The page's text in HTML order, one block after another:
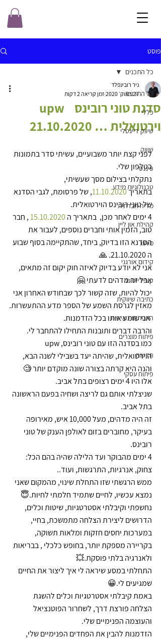
פוסט
כל התכנים
כללי
שיווק דייגטלי
שיווק
פיננסי
טכנולוגיות מידע
מדיה חברתית
קהילת און ליין
מיתוג
קידום אורגני
קופירייטינג
כתיבה שיווקית
התפתחות אישית
פיתוח מוצרים
חדשות
פיתוח עסקי
כל התכנים
סדנת טוני רובינס ‏ ‏upw ‎ ‎
ניר רובינפלד
27 באוק׳ 2020
זמן קריאה 2 דקות
לפני קצת יותר משבועיים, עשיתי סדר בתמונות
בטלפון שלי.
נתקלתי בצילום מסך שעשיתי,
בתאריך 11.10.2020, של פרסומת, לגבי הסדנא
של טוני רובינס הוירטואלית.
4 ימים לאחר מכן,  בתאריך ה
15.10.2020 , חבר
טוב, הזמין אותי וחברים נוספים, לעבור את
הסדנא הזו בדיוק, ביחד, שהתקיימה בסוף שבוע
ה 21.10.2020. 🙏
אני לא יודע בדיוק לאיזה חוק יקום זה מתאים,
אבל זה מדהים לדעתי 🤗
יכול להיות, שזה קשור לכך שבחודש האחרון אני
מאזין לגרסת השמע של הספר מדע ההתעשרות.
אני שומע אותו בכל הזדמנות.
והרבה דברים ותובנות התחילו להתחבר לי.
הוירטואלית, שהיתה יעד בשבילי לשנה הבא,
והנה היא קרתה בצורה שונה מוקדם יותר 🧐
אלו היו 4 ימים רצופים בתל אביב.
שניצלתי אותם גם לריצה ושחיה בפעם הראשונה
בתל אביב.
זה היה מדהים, מעל 10,000 איש, מאירופה
בעיקר, מחוברים בזום לאולפן הענק של טוני
רובינס.
4 ימים מהבוקר ועד הלילה שהיה בהם הכל:
צחוק, אנרגיות, התרגשות, ועוד..
ממש הרגשתי שזו התחלת שינוי, מהמקום שאני
נמצא עכשיו, לחיים שתמיד חלמתי לחיות.😇
נחשפתי וקיבלתי אסטרטגיות, שיטות וכלים,
הדרושים ליצירת הצלחה מתמשכת, בחיי,
במערכות יחסים חזקות ומלאות תשוקה,
בקריירה מספקת יותר, בחופש כלכלי , בבריאות
ולאנרגיה בלתי פוסקת.💥
התחלתי במסע שיראה לי איך ליצור את החיים
שמגיעים לי.😀
באמת קיבלתי אסטרטגיות וכלים להשגת
הצלחה פורצת דרך, לשחרור הפוטנציאל
והעוצמה הפנימיים שלי.
הזדמנות להבין את הפחדים הפנימיים שלי,